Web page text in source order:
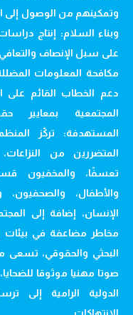
وتمكينهم من الوصول إلى
وبناء السلام: إنتاج
على سبل الإنصاف
مكافحة المعلومات
دعم الخطاب القائم على
المجتمعية بمعايير
المستهدفة: تركّز
المتضررين من
تعسفًا، والمخفيون
والأطفال،
الإنسان، إضافة إلى
مخاطر مضاعفة في بيئات
البحثي والحقوقي،
صوتا مهنيا موثوقا
الدولية الرامية إلى